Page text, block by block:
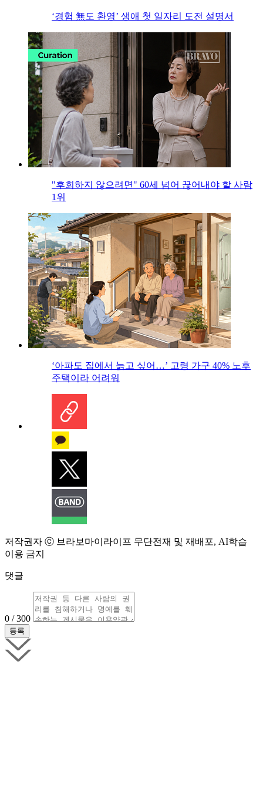
‘경험 無도 환영’ 생애 첫 일자리 도전 설명서
"후회하지 않으려면" 60세 넘어 끊어내야 할 사람
1위
‘아파도 집에서 늙고 싶어…’ 고령 가구 40% 노후
주택이라 어려워
저작권자 ⓒ 브라보마이라이프 무단전재 및 재배포, AI학습
이용 금지
댓글
0 / 300